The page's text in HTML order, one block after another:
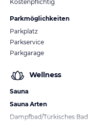
Kostenpflichtig
Parkmöglichkeiten
Parkplatz
Parkservice
Parkgarage
Wellness
Sauna
Sauna Arten
Dampfbad/Türkisches Bad